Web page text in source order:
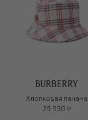
Хлопковая панама
29 950 ₽